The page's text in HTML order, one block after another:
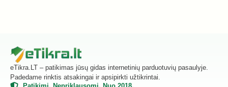
eTikra.LT – patikimas jūsų gidas internetinių parduotuvių pasaulyje.
Padedame rinktis atsakingai ir apsipirkti užtikrintai.